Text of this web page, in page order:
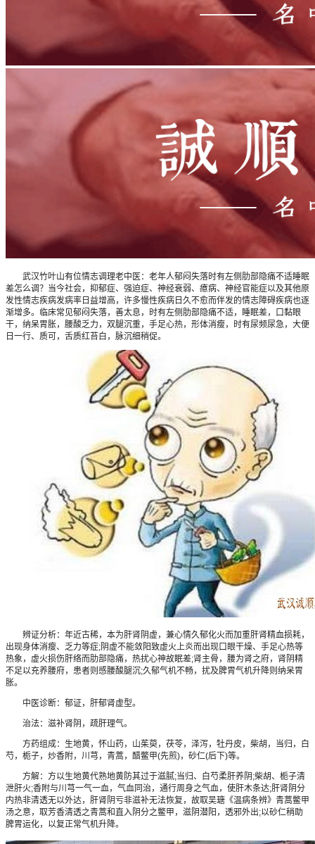
武汉竹叶山有位情志调理老中医：老年人郁闷失落时有左侧肋部隐痛不适睡眠
差怎么调？当今社会，抑郁症、强迫症、神经衰弱、癔病、神经官能症以及其他原
发性情志疾病发病率日益增高，许多慢性疾病日久不愈而伴发的情志障碍疾病也逐
渐增多。临床常见郁闷失落，善太息，时有左侧肋部隐痛不适，睡眠差，口黏眼
干，纳呆胃胀，腰酸乏力，双腿沉重，手足心热，形体消瘦，时有尿频尿急，大便
日一行、质可，舌质红苔白，脉沉细稍促。
辨证分析：年近古稀，本为肝肾阴虚，兼心情久郁化火而加重肝肾精血损耗，
出现身体消瘦、乏力等症;阴虚不能敛阳致虚火上炎而出现口眼干燥、手足心热等
热象，虚火损伤肝络而肋部隐痛，热扰心神故眠差;肾主骨，腰为肾之府，肾阴精
不足以充养腰府，患者则感腰酸腿沉;久郁气机不畅，扰及脾胃气机升降则纳呆胃
胀。
中医诊断：郁证，肝郁肾虚型。
治法：滋补肾阴，疏肝理气。
方药组成：生地黄，怀山药，山茱萸，茯苓，泽泻，牡丹皮，柴胡，当归，白
芍，栀子，炒香附，川芎，青蒿，醋鳖甲(先煎)，砂仁(后下)等。
方解：方以生地黄代熟地黄防其过于滋腻;当归、白芍柔肝养阴;柴胡、栀子清
泄肝火;香附与川芎一气一血，气血同治，通行周身之气血，使肝木条达;肝肾阴分
内热非清透无以外达，肝肾阴亏非滋补无法恢复，故取吴瑭《温病条辨》青蒿鳖甲
汤之意，取芳香清透之青蒿和直入阴分之鳖甲，滋阴潜阳，透邪外出;以砂仁稍助
脾胃运化，以复正常气机升降。